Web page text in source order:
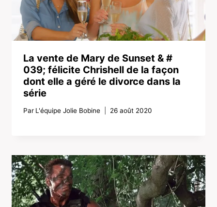
La vente de Mary de Sunset & #
039; félicite Chrishell de la façon
dont elle a géré le divorce dans la
série
Par L'équipe Jolie Bobine 26 août 2020